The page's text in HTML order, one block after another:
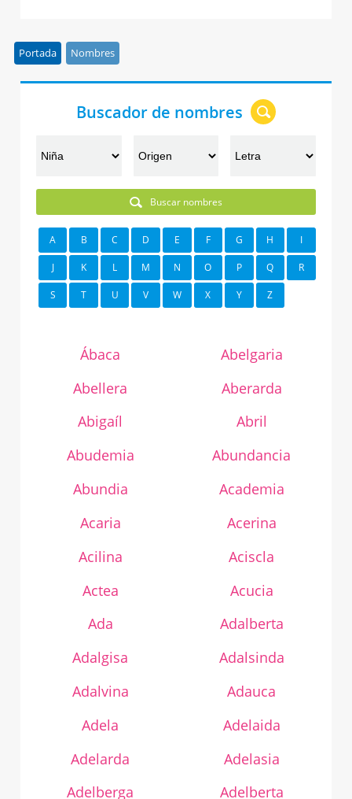
Portada Nombres
Buscador de nombres
Buscar nombres
A B C D E F G H I
J K L M N O P Q R
S T U V W X Y Z
Ábaca
Abelgaria
Abellera
Aberarda
Abigaíl
Abril
Abudemia
Abundancia
Abundia
Academia
Acaria
Acerina
Acilina
Aciscla
Actea
Acucia
Ada
Adalberta
Adalgisa
Adalsinda
Adalvina
Adauca
Adela
Adelaida
Adelarda
Adelasia
Adelberga
Adelberta